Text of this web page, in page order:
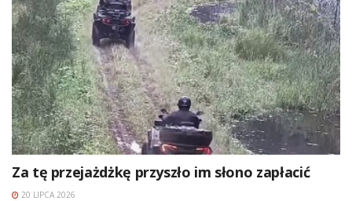
Za tę przejażdżkę przyszło im słono zapłacić
20 LIPCA 2026